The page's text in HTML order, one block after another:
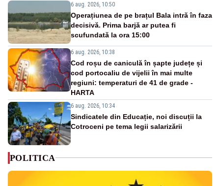
6 aug. 2026, 10:50
Operațiunea de pe brațul Bala intră în faza
decisivă. Prima barjă ar putea fi
scufundată la ora 15:00
6 aug. 2026, 10:38
Cod roșu de caniculă în șapte județe și
cod portocaliu de vijelii în mai multe
regiuni: temperaturi de 41 de grade -
HARTA
6 aug. 2026, 10:34
Sindicatele din Educație, noi discuții la
Cotroceni pe tema legii salarizării
POLITICA